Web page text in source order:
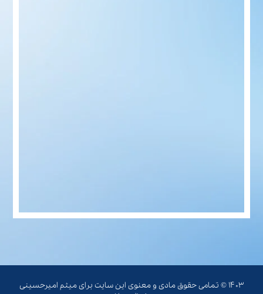
۱۴۰۳ © تمامی حقوق مادی و معنوی این سایت برای میثم امیرحسینی